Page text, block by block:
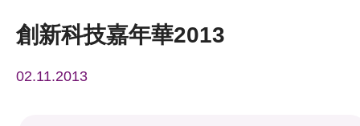
創新科技嘉年華2013
02.11.2013